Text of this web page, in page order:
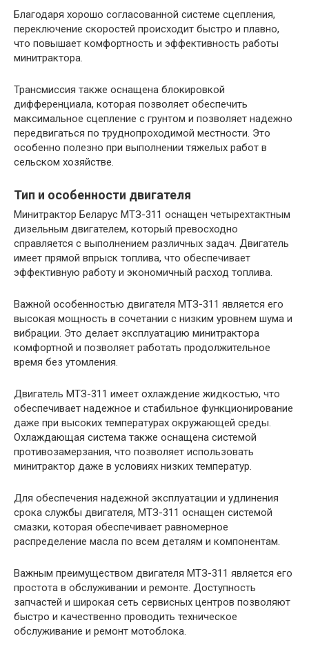
Благодаря хорошо согласованной системе сцепления,
переключение скоростей происходит быстро и плавно,
что повышает комфортность и эффективность работы
минитрактора.
Трансмиссия также оснащена блокировкой
дифференциала, которая позволяет обеспечить
максимальное сцепление с грунтом и позволяет надежно
передвигаться по труднопроходимой местности. Это
особенно полезно при выполнении тяжелых работ в
сельском хозяйстве.
Тип и особенности двигателя
Минитрактор Беларус МТЗ-311 оснащен четырехтактным
дизельным двигателем, который превосходно
справляется с выполнением различных задач. Двигатель
имеет прямой впрыск топлива, что обеспечивает
эффективную работу и экономичный расход топлива.
Важной особенностью двигателя МТЗ-311 является его
высокая мощность в сочетании с низким уровнем шума и
вибрации. Это делает эксплуатацию минитрактора
комфортной и позволяет работать продолжительное
время без утомления.
Двигатель МТЗ-311 имеет охлаждение жидкостью, что
обеспечивает надежное и стабильное функционирование
даже при высоких температурах окружающей среды.
Охлаждающая система также оснащена системой
противозамерзания, что позволяет использовать
минитрактор даже в условиях низких температур.
Для обеспечения надежной эксплуатации и удлинения
срока службы двигателя, МТЗ-311 оснащен системой
смазки, которая обеспечивает равномерное
распределение масла по всем деталям и компонентам.
Важным преимуществом двигателя МТЗ-311 является его
простота в обслуживании и ремонте. Доступность
запчастей и широкая сеть сервисных центров позволяют
быстро и качественно проводить техническое
обслуживание и ремонт мотоблока.